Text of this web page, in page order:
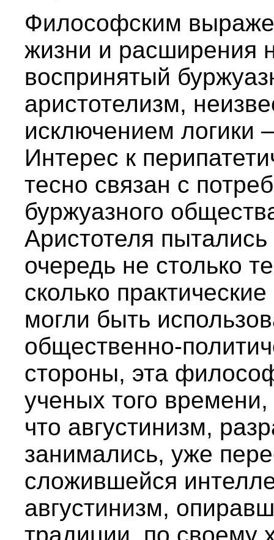
Философским
жизни и расширения
воспринятый
аристотелизм,
исключением логики
Интерес к
тесно связан с
буржуазного
Аристотеля
очередь не столько
сколько
могли быть
общественно-
стороны, эта
ученых того
что августинизм,
занимались, уже
сложившейся
августинизм,
традиции, по своему